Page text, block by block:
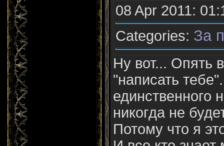
08 Apr 2011:
Categories: За
Ну вот... Опять
"написать
единственного
никогда не
Потому что я